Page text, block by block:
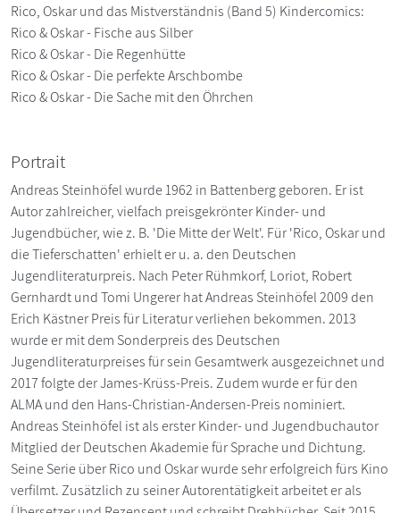
Rico, Oskar und das Mistverständnis (Band 5) Kindercomics:
Rico & Oskar - Fische aus Silber
Rico & Oskar - Die Regenhütte
Rico & Oskar - Die perfekte Arschbombe
Rico & Oskar - Die Sache mit den Öhrchen
Portrait
Andreas Steinhöfel wurde 1962 in Battenberg geboren. Er ist
Autor zahlreicher, vielfach preisgekrönter Kinder- und
Jugendbücher, wie z. B. 'Die Mitte der Welt'. Für 'Rico, Oskar und
die Tieferschatten' erhielt er u. a. den Deutschen
Jugendliteraturpreis. Nach Peter Rühmkorf, Loriot, Robert
Gernhardt und Tomi Ungerer hat Andreas Steinhöfel 2009 den
Erich Kästner Preis für Literatur verliehen bekommen. 2013
wurde er mit dem Sonderpreis des Deutschen
Jugendliteraturpreises für sein Gesamtwerk ausgezeichnet und
2017 folgte der James-Krüss-Preis. Zudem wurde er für den
ALMA und den Hans-Christian-Andersen-Preis nominiert.
Andreas Steinhöfel ist als erster Kinder- und Jugendbuchautor
Mitglied der Deutschen Akademie für Sprache und Dichtung.
Seine Serie über Rico und Oskar wurde sehr erfolgreich fürs Kino
verfilmt. Zusätzlich zu seiner Autorentätigkeit arbeitet er als